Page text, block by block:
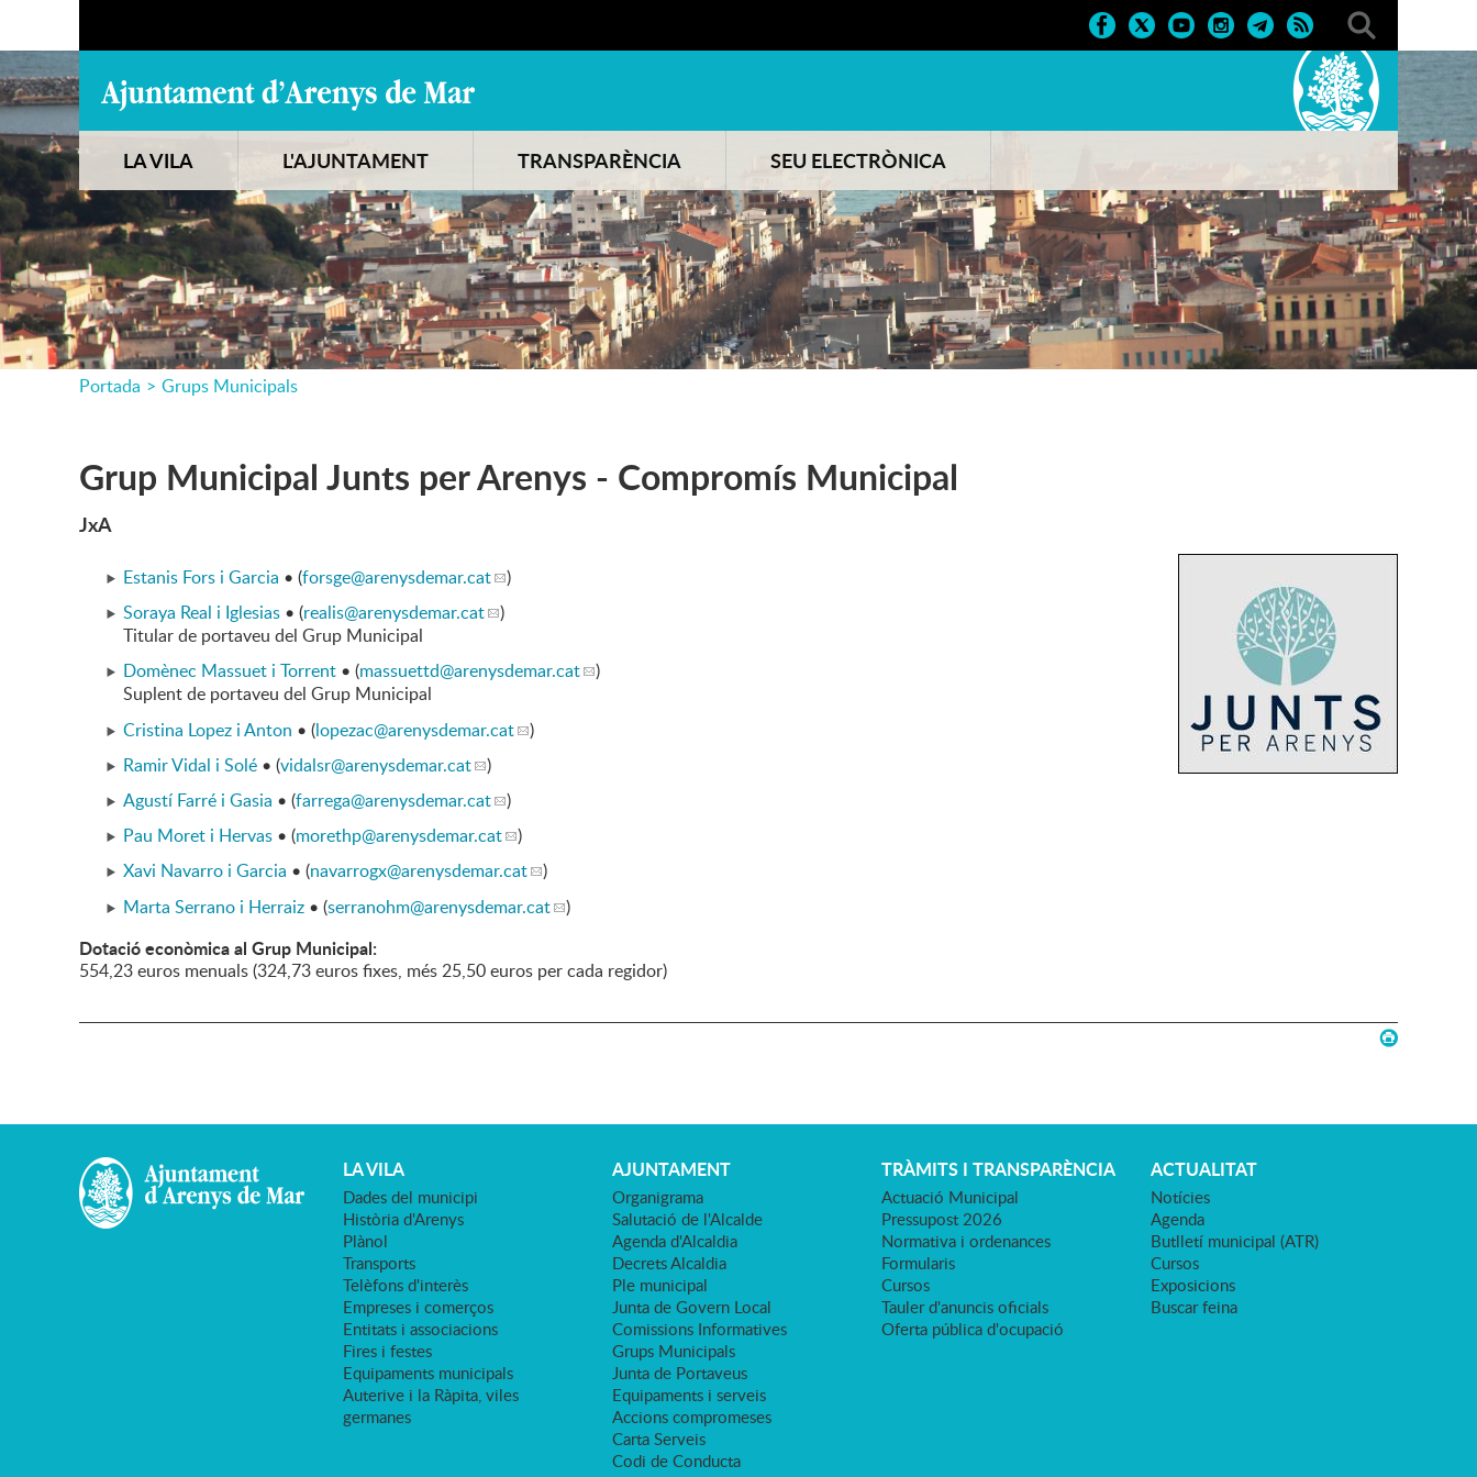
LA VILA L'AJUNTAMENT TRANSPARÈNCIA SEU ELECTRÒNICA
Portada > Grups Municipals
Grup Municipal Junts per Arenys - Compromís Municipal
JxA
Estanis Fors i Garcia • (forsge@arenysdemar.cat
)
Soraya Real i Iglesias • (realis@arenysdemar.cat
)
Titular de portaveu del Grup Municipal
Domènec Massuet i Torrent • (massuettd@arenysdemar.cat
)
Suplent de portaveu del Grup Municipal
Cristina Lopez i Anton • (lopezac@arenysdemar.cat
)
Ramir Vidal i Solé • (vidalsr@arenysdemar.cat
)
Agustí Farré i Gasia • (farrega@arenysdemar.cat
)
Pau Moret i Hervas • (morethp@arenysdemar.cat
)
Xavi Navarro i Garcia • (navarrogx@arenysdemar.cat
)
Marta Serrano i Herraiz • (serranohm@arenysdemar.cat )
Dotació econòmica al Grup Municipal:
554,23 euros menuals (324,73 euros fixes, més 25,50 euros per cada regidor)
LA VILA
Dades del municipi
Història d'Arenys
Plànol
Transports
Telèfons d'interès
Empreses i comerços
Entitats i associacions
Fires i festes
Equipaments municipals
Auterive i la Ràpita, viles
germanes
AJUNTAMENT
Organigrama
Salutació de l'Alcalde
Agenda d'Alcaldia
Decrets Alcaldia
Ple municipal
Junta de Govern Local
Comissions Informatives
Grups Municipals
Junta de Portaveus
Equipaments i serveis
Accions compromeses
Carta Serveis
Codi de Conducta
TRÀMITS I TRANSPARÈNCIA
Actuació Municipal
Pressupost 2026
Normativa i ordenances
Formularis
Cursos
Tauler d'anuncis oficials
Oferta pública d'ocupació
ACTUALITAT
Notícies
Agenda
Butlletí municipal (ATR)
Cursos
Exposicions
Buscar feina